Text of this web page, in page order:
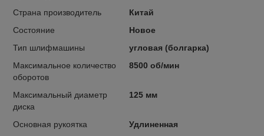
Страна производитель
Китай
Состояние
Новое
Тип шлифмашины
угловая (болгарка)
Максимальное количество
оборотов
8500 об/мин
Максимальный диаметр
диска
125 мм
Основная рукоятка
Удлиненная